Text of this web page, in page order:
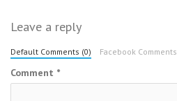
Leave a reply
Default Comments (0) Facebook Comments
Comment *